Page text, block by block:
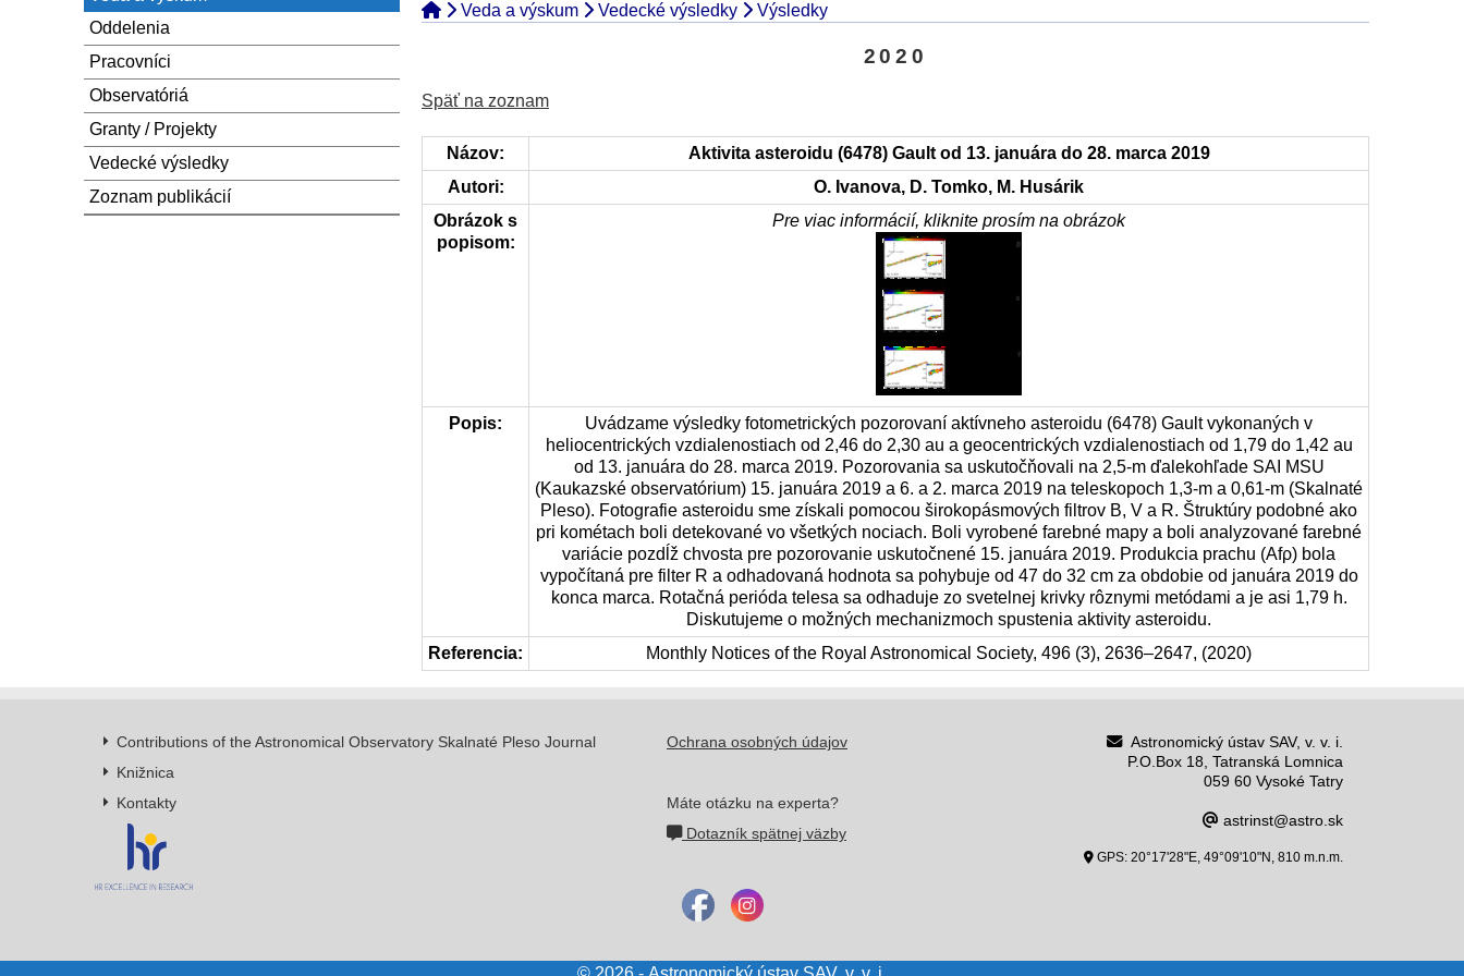
Vedecká
Národný
komitét
centrum
školy
a
médiami
Popularizačné
projekty
Zmluvy,
Veda a výskum Vedecké výsledky Výsledky
2020
Späť na zoznam
Názov:
Aktivita asteroidu (6478) Gault od 13. januára do 28. marca 2019
Autori:
O. Ivanova, D. Tomko, M. Husárik
Obrázok s
popisom:
Pre viac informácií, kliknite prosím na obrázok
Popis:
Uvádzame výsledky fotometrických pozorovaní aktívneho asteroidu (6478) Gault vykonaných v
heliocentrických vzdialenostiach od 2,46 do 2,30 au a geocentrických vzdialenostiach od 1,79 do 1,42 au
od 13. januára do 28. marca 2019. Pozorovania sa uskutočňovali na 2,5-m ďalekohľade SAI MSU
(Kaukazské observatórium) 15. januára 2019 a 6. a 2. marca 2019 na teleskopoch 1,3-m a 0,61-m (Skalnaté
Pleso). Fotografie asteroidu sme získali pomocou širokopásmových filtrov B, V a R. Štruktúry podobné ako
pri kométach boli detekované vo všetkých nociach. Boli vyrobené farebné mapy a boli analyzované farebné
variácie pozdĺž chvosta pre pozorovanie uskutočnené 15. januára 2019. Produkcia prachu (Afρ) bola
vypočítaná pre filter R a odhadovaná hodnota sa pohybuje od 47 do 32 cm za obdobie od januára 2019 do
konca marca. Rotačná perióda telesa sa odhaduje zo svetelnej krivky rôznymi metódami a je asi 1,79 h.
Diskutujeme o možných mechanizmoch spustenia aktivity asteroidu.
Referencia:
Monthly Notices of the Royal Astronomical Society, 496 (3), 2636–2647, (2020)
Oddelenia
Pracovníci
Observatóriá
Granty / Projekty
Vedecké výsledky
Zoznam publikácií
Contributions of the Astronomical Observatory Skalnaté Pleso Journal
Knižnica
Kontakty
Ochrana osobných údajov
Máte otázku na experta?
Dotazník spätnej väzby
Astronomický ústav SAV, v. v. i.
P.O.Box 18, Tatranská Lomnica
059 60 Vysoké Tatry
astrinst@astro.sk
GPS: 20°17'28"E, 49°09'10"N, 810 m.n.m.